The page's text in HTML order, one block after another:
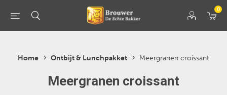
0
Home Ontbijt & Lunchpakket Meergranen croissant
Meergranen croissant